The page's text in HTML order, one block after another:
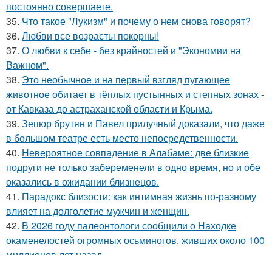
постоянно совершаете.
35. Что такое "Лукизм" и почему о нем снова говорят?
36. Любви все возрасты покорны!
37. О любви к себе - без крайностей и "Экономии на
Важном".
38. Это необычное и на первый взгляд пугающее
животное обитает в тёплых пустынных и степных зонах -
от Кавказа до астраханской области и Крыма.
39. Зепюр брутян и Павел прилучный доказали, что даже
в большом театре есть место непосредственности.
40. Невероятное совпадение в Алабаме: две близкие
подруги не только забеременели в одно время, но и обе
оказались в ожидании близнецов.
41. Парадокс близости: как интимная жизнь по-разному
влияет на долголетие мужчин и женщин.
42. В 2026 году палеонтологи сообщили о Находке
окаменелостей огромных осьминогов, живших около 100